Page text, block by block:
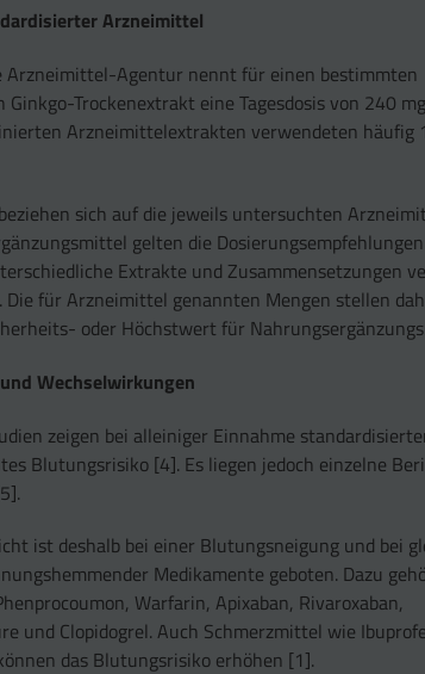
Arzneimittel
Arzneimittel-Agentur nennt für einen bestimmten
Trockenextrakt eine Tagesdosis von 240
Arzneimittelextrakten verwendeten häufig
sich auf die jeweils untersuchten
gelten die
Extrakte und Zusammensetzungen
Die für Arzneimittel genannten Mengen stellen
oder Höchstwert für
Wechselwirkungen
zeigen bei alleiniger Einnahme
Blutungsrisiko [4]. Es liegen jedoch einzelne
ist deshalb bei einer Blutungsneigung und bei
Medikamente geboten. Dazu
Warfarin, Apixaban, Rivaroxaban,
und Clopidogrel. Auch Schmerzmittel wie
das Blutungsrisiko erhöhen [1].